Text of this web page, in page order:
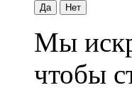
Да Нет
Мы
чтобы